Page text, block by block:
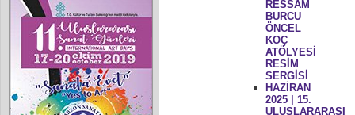
RESSAM
BURCU
ÖNCEL
KOÇ
ATÖLYESİ
RESİM
SERGİSİ
HAZİRAN
2025 | 15.
ULUSLARARASI